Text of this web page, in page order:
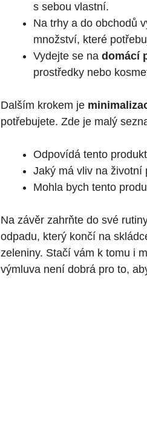
s sebou vlastní.
Na trhy a do obchodů
množství, které
Vydejte se na domácí
prostředky nebo
Dalším krokem je
potřebujete. Zde je malý
Odpovídá tento
Jaký má vliv na životní
Mohla bych tento
Na závěr zahrňte do své
odpadu, který končí na
zeleniny. Stačí vám k tomu i
výmluva není dobrá pro to,